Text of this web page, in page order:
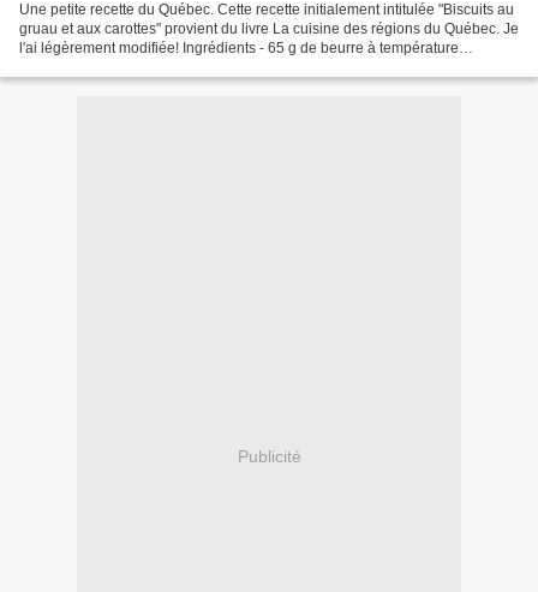
Une petite recette du Québec. Cette recette initialement intitulée "Biscuits au
gruau et aux carottes" provient du livre La cuisine des régions du Québec. Je
l'ai légèrement modifiée! Ingrédients - 65 g de beurre à température
Publicité